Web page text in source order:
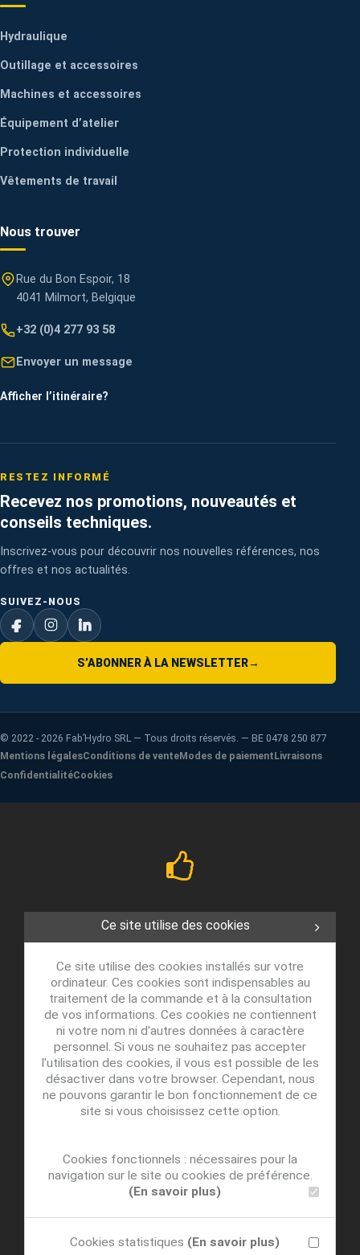
Hydraulique
Outillage et accessoires
Machines et accessoires
Équipement d’atelier
Protection individuelle
Vêtements de travail
Nous trouver
Rue du Bon Espoir, 18
4041 Milmort, Belgique
+32 (0)4 277 93 58
Envoyer un message
Afficher l’itinéraire?
RESTEZ INFORMÉ
Recevez nos promotions, nouveautés et
conseils techniques.
Inscrivez-vous pour découvrir nos nouvelles références, nos
offres et nos actualités.
SUIVEZ-NOUS
S’ABONNER À LA NEWSLETTER→
© 2022 - 2026 Fab’Hydro SRL — Tous droits réservés. — BE 0478 250 877
Mentions légalesConditions de venteModes de paiementLivraisons
ConfidentialitéCookies
Ce site utilise des cookies
Ce site utilise des cookies installés sur votre
ordinateur. Ces cookies sont indispensables au
traitement de la commande et à la consultation
de vos informations. Ces cookies ne contiennent
ni votre nom ni d'autres données à caractère
personnel. Si vous ne souhaitez pas accepter
l'utilisation des cookies, il vous est possible de les
désactiver dans votre browser. Cependant, nous
ne pouvons garantir le bon fonctionnement de ce
site si vous choisissez cette option.
Cookies fonctionnels : nécessaires pour la
navigation sur le site ou cookies de préférence.
(En savoir plus)
Cookies statistiques (En savoir plus)